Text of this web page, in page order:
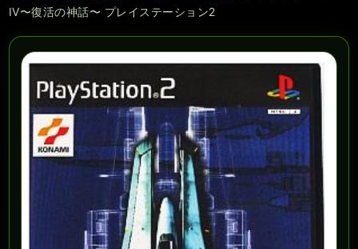
IV〜復活の神話〜 プレイステーション2